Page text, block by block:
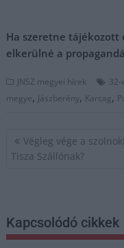
Ha szeretne tájékozott
elkerülné a
JNSZ megyei hírek 32-
megye, Jászberény, Karcag,
Bejegyzés
navigáció
Végleg vége a szolnoki
Tisza Szállónak?
Kapcsolódó cikkek